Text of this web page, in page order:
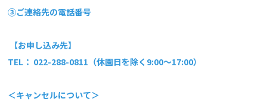
③ご連絡先の電話番号
【お申し込み先】
TEL： 022-288-0811（休園日を除く9:00～17:00）
＜キャンセルについて＞